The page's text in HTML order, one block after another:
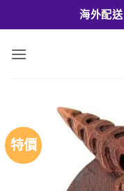
海外配
特價